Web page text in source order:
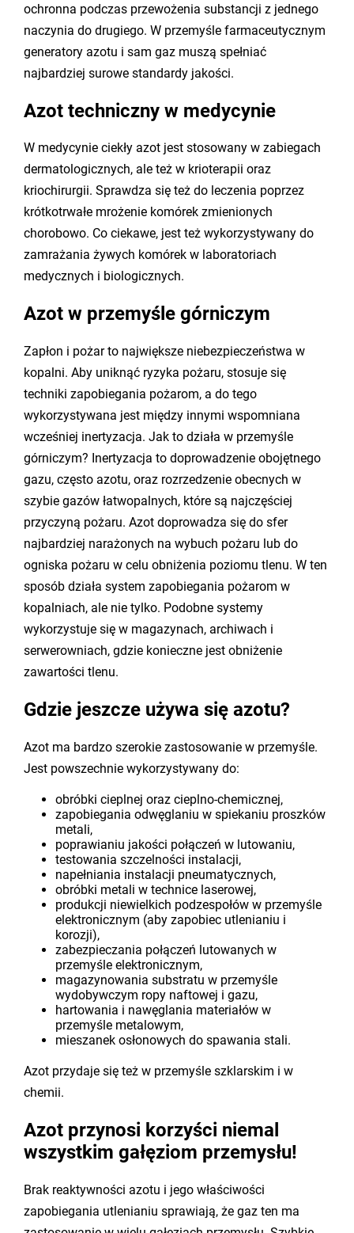
ochronna podczas przewożenia substancji z jednego
naczynia do drugiego. W przemyśle farmaceutycznym
generatory azotu i sam gaz muszą spełniać
najbardziej surowe standardy jakości.
Azot techniczny w medycynie
W medycynie ciekły azot jest stosowany w zabiegach
dermatologicznych, ale też w krioterapii oraz
kriochirurgii. Sprawdza się też do leczenia poprzez
krótkotrwałe mrożenie komórek zmienionych
chorobowo. Co ciekawe, jest też wykorzystywany do
zamrażania żywych komórek w laboratoriach
medycznych i biologicznych.
Azot w przemyśle górniczym
Zapłon i pożar to największe niebezpieczeństwa w
kopalni. Aby uniknąć ryzyka pożaru, stosuje się
techniki zapobiegania pożarom, a do tego
wykorzystywana jest między innymi wspomniana
wcześniej inertyzacja. Jak to działa w przemyśle
górniczym? Inertyzacja to doprowadzenie obojętnego
gazu, często azotu, oraz rozrzedzenie obecnych w
szybie gazów łatwopalnych, które są najczęściej
przyczyną pożaru. Azot doprowadza się do sfer
najbardziej narażonych na wybuch pożaru lub do
ogniska pożaru w celu obniżenia poziomu tlenu. W ten
sposób działa system zapobiegania pożarom w
kopalniach, ale nie tylko. Podobne systemy
wykorzystuje się w magazynach, archiwach i
serwerowniach, gdzie konieczne jest obniżenie
zawartości tlenu.
Gdzie jeszcze używa się azotu?
Azot ma bardzo szerokie zastosowanie w przemyśle.
Jest powszechnie wykorzystywany do:
obróbki cieplnej oraz cieplno-chemicznej,
zapobiegania odwęglaniu w spiekaniu proszków
metali,
poprawianiu jakości połączeń w lutowaniu,
testowania szczelności instalacji,
napełniania instalacji pneumatycznych,
obróbki metali w technice laserowej,
produkcji niewielkich podzespołów w przemyśle
elektronicznym (aby zapobiec utlenianiu i
korozji),
zabezpieczania połączeń lutowanych w
przemyśle elektronicznym,
magazynowania substratu w przemyśle
wydobywczym ropy naftowej i gazu,
hartowania i nawęglania materiałów w
przemyśle metalowym,
mieszanek osłonowych do spawania stali.
Azot przydaje się też w przemyśle szklarskim i w
chemii.
Azot przynosi korzyści niemal
wszystkim gałęziom przemysłu!
Brak reaktywności azotu i jego właściwości
zapobiegania utlenianiu sprawiają, że gaz ten ma